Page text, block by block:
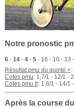
Notre pronostic
6 - 14 - 4 - 5 - 16 - 10 - 13
Résultat pmu du quinté +:
Cotes pmu: 1,7/1 - 12/1 -
Cotes pmu.fr: 1,8/1 - 14/1
Après la course